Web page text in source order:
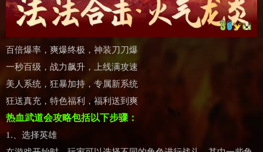
百倍爆率，爽爆终极，神装刀刀爆
一秒百级，战力飙升，上线满攻速
美人系统，狂暴加持，专属新系统
狂送真充，特色福利，福利送到爽
热血武道会攻略包括以下步骤：
1.、选择英雄